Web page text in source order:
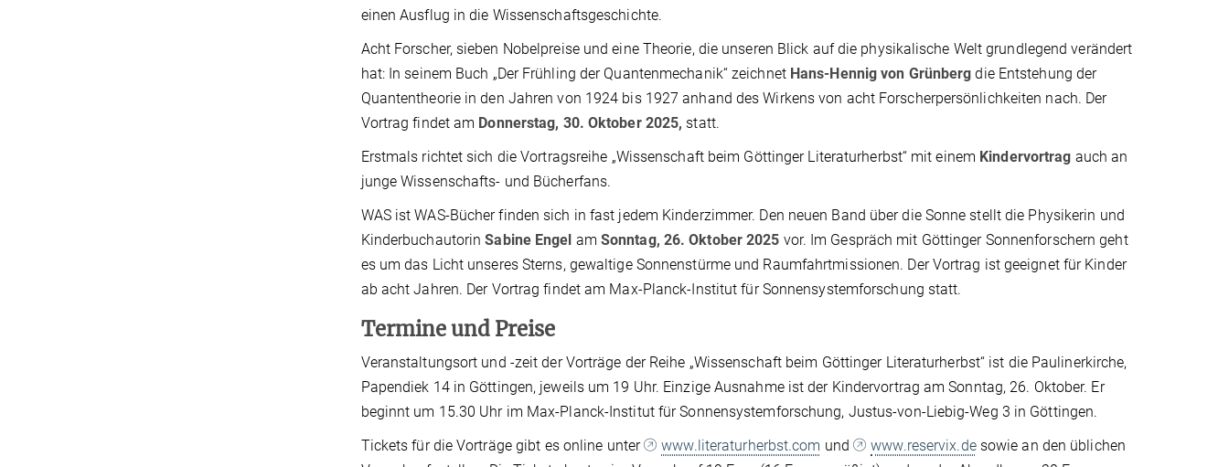
einen Ausflug in die Wissenschaftsgeschichte.
Acht Forscher, sieben Nobelpreise und eine Theorie, die unseren Blick auf die physikalische Welt grundlegend verändert
hat: In seinem Buch „Der Frühling der Quantenmechanik“ zeichnet Hans-Hennig von Grünberg die Entstehung der
Quantentheorie in den Jahren von 1924 bis 1927 anhand des Wirkens von acht Forscherpersönlichkeiten nach. Der
Vortrag findet am Donnerstag, 30. Oktober 2025, statt.
Erstmals richtet sich die Vortragsreihe „Wissenschaft beim Göttinger Literaturherbst“ mit einem Kindervortrag auch an
junge Wissenschafts- und Bücherfans.
WAS ist WAS-Bücher finden sich in fast jedem Kinderzimmer. Den neuen Band über die Sonne stellt die Physikerin und
KinderbuchautorinSabine Engel am Sonntag, 26. Oktober 2025 vor. Im Gespräch mit Göttinger Sonnenforschern geht
es um das Licht unseres Sterns, gewaltige Sonnenstürme und Raumfahrtmissionen. Der Vortrag ist geeignet für Kinder
ab acht Jahren. Der Vortrag findet am Max-Planck-Institut für Sonnensystemforschung statt.
Termine und Preise
Veranstaltungsort und -zeit der Vorträge der Reihe „Wissenschaft beim Göttinger Literaturherbst“ ist die Paulinerkirche,
Papendiek 14 in Göttingen, jeweils um 19 Uhr. Einzige Ausnahme ist der Kindervortrag am Sonntag, 26. Oktober. Er
beginnt um 15.30 Uhr im Max-Planck-Institut für Sonnensystemforschung, Justus-von-Liebig-Weg 3 in Göttingen.
Tickets für die Vorträge gibt es online unter
www.literaturherbst.com und www.reservix.desowie an den üblichen